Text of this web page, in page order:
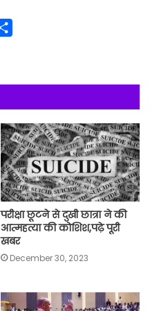
r
परीक्षा छूटने से दुखी छात्रा ने की
आत्महत्या की कोशिश,पढ़े पूरी
खबर
December 30, 2023